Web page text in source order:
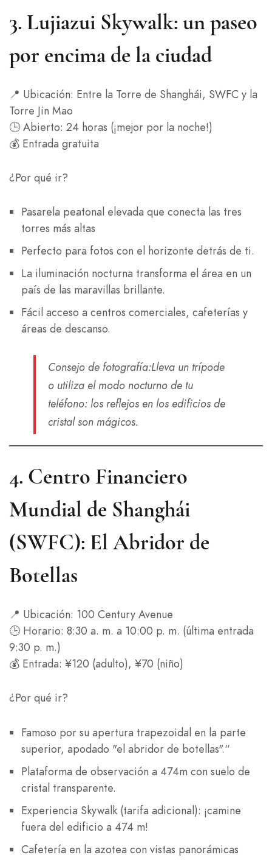
3. Lujiazui Skywalk: un paseo
por encima de la ciudad
📍 Ubicación: Entre la Torre de Shanghái, SWFC y la
Torre Jin Mao
🕒 Abierto: 24 horas (¡mejor por la noche!)
💰 Entrada gratuita
¿Por qué ir?
Pasarela peatonal elevada que conecta las tres
torres más altas
Perfecto para fotos con el horizonte detrás de ti.
La iluminación nocturna transforma el área en un
país de las maravillas brillante.
Fácil acceso a centros comerciales, cafeterías y
áreas de descanso.
Consejo de fotografía:Lleva un trípode
o utiliza el modo nocturno de tu
teléfono: los reflejos en los edificios de
cristal son mágicos.
4. Centro Financiero
Mundial de Shanghái
(SWFC): El Abridor de
Botellas
📍 Ubicación: 100 Century Avenue
🕒 Horario: 8:30 a. m. a 10:00 p. m. (última entrada
9:30 p. m.)
💰 Entrada: ¥120 (adulto), ¥70 (niño)
¿Por qué ir?
Famoso por su apertura trapezoidal en la parte
superior, apodado "el abridor de botellas".“
Plataforma de observación a 474m con suelo de
cristal transparente.
Experiencia Skywalk (tarifa adicional): ¡camine
fuera del edificio a 474 m!
Cafetería en la azotea con vistas panorámicas